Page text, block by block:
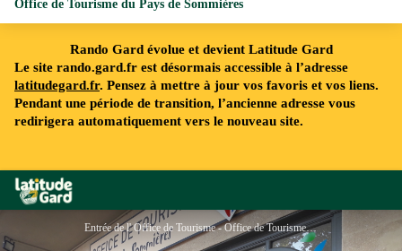
Rando Gard évolue et devient Latitude Gard
Le site rando.gard.fr est désormais accessible à l’adresse
latitudegard.fr. Pensez à mettre à jour vos favoris et vos liens.
Pendant une période de transition, l’ancienne adresse vous
redirigera automatiquement vers le nouveau site.
Rando Gard
Office de Tourisme du Pays de Sommières
Entrée de l' Office de Tourisme - Office de Tourisme du pays de Sommières